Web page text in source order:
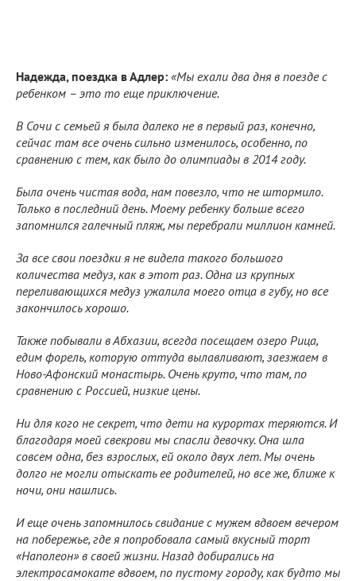
Надежда, поездка в Адлер: «Мы ехали два дня в поезде с
ребенком – это то еще приключение.
В Сочи с семьей я была далеко не в первый раз, конечно,
сейчас там все очень сильно изменилось, особенно, по
сравнению с тем, как было до олимпиады в 2014 году.
Была очень чистая вода, нам повезло, что не штормило.
Только в последний день. Моему ребенку больше всего
запомнился галечный пляж, мы перебрали миллион камней.
За все свои поездки я не видела такого большого
количества медуз, как в этот раз. Одна из крупных
переливающихся медуз ужалила моего отца в губу, но все
закончилось хорошо.
Также побывали в Абхазии, всегда посещаем озеро Рица,
едим форель, которую оттуда вылавливают, заезжаем в
Ново-Афонский монастырь. Очень круто, что там, по
сравнению с Россией, низкие цены.
Ни для кого не секрет, что дети на курортах теряются. И
благодаря моей свекрови мы спасли девочку. Она шла
совсем одна, без взрослых, ей около двух лет. Мы очень
долго не могли отыскать ее родителей, но все же, ближе к
ночи, они нашлись.
И еще очень запомнилось свидание с мужем вдвоем вечером
на побережье, где я попробовала самый вкусный торт
«Наполеон» в своей жизни. Назад добирались на
электросамокате вдвоем, по пустому городу, как будто мы